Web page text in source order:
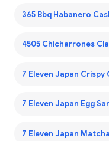
365 Bbq Habanero
4505 Chicharrones
7 Eleven Japan Crispy
7 Eleven Japan Egg
7 Eleven Japan